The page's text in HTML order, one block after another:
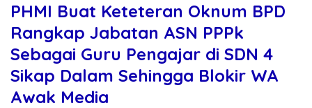
PHMI Buat Keteteran Oknum BPD
Rangkap Jabatan ASN PPPk
Sebagai Guru Pengajar di SDN 4
Sikap Dalam Sehingga Blokir WA
Awak Media